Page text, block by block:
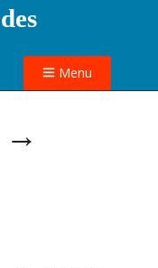
Menu
→